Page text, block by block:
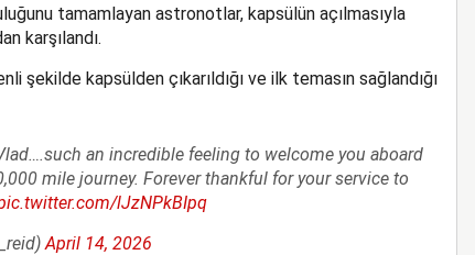
tamamlayan astronotlar, kapsülün açılmasıyla
karşılandı.
şekilde kapsülden çıkarıldığı ve ilk temasın sağlandığı
an incredible feeling to welcome you aboard
mile journey. Forever thankful for your service to
lJzNPkBIpq
April 14, 2026